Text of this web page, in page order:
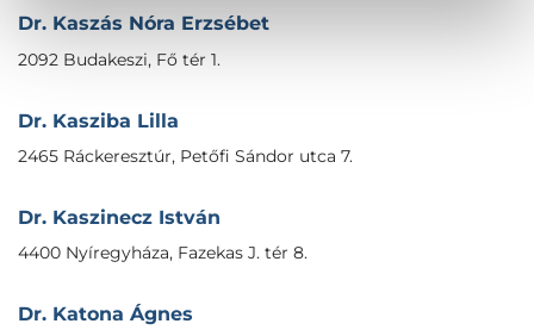
Dr. Kaszás Nóra Erzsébet
2092 Budakeszi, Fő tér 1.
Dr. Kasziba Lilla
2465 Ráckeresztúr, Petőfi Sándor utca 7.
Dr. Kaszinecz István
4400 Nyíregyháza, Fazekas J. tér 8.
Dr. Katona Ágnes